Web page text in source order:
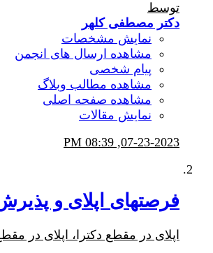
توسط
دکتر مصطفی کلهر
نمایش مشخصات
مشاهده ارسال های انجمن
پیام شخصی
مشاهده مطالب وبلاگ
مشاهده صفحه اصلی
نمایش مقالات
07-23-2023,
08:39 PM
فرصتهای اپلای و
اپلای در مقطع دکترا، اپلای در